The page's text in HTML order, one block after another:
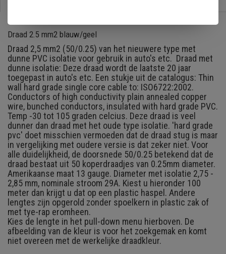
Draad 2.5 mm2 blauw/geel
Draad 2,5 mm2 (50/0.25) van het nieuwere type met
dunne PVC isolatie voor gebruik in auto's etc. Draad met
dunne isolatie: Deze draad wordt de laatste 20 jaar
toegepast in auto's etc. Een stukje uit de catalogus: Thin
wall hard grade single core cable to: ISO6722:2002.
Conductors of high conductivity plain annealed copper
wire, bunched conductors, insulated with hard grade PVC.
Temp -30 tot 105 graden celcius. Deze draad is veel
dunner dan draad met het oude type isolatie. 'hard grade
pvc' doet misschien vermoeden dat de draad stug is maar
in vergelijking met oudere versie is dat zeker niet. Voor
alle duidelijkheid, de doorsnede 50/0.25 betekend dat de
draad bestaat uit 50 koperdraadjes van 0.25mm diameter.
Amerikaanse maat 13 gauge. Diameter met isolatie 2,75 -
2,85 mm, nominale stroom 29A. Kiest u hieronder 100
meter dan krijgt u dat op een plastic haspel. Andere
lengtes zijn opgerold zonder spoelkern in plastic zak of
met tye-rap eromheen.
Kies de lengte in het pull-down menu hierboven. De
afbeelding van de kleur is voor het zoekgemak en komt
niet overeen met de werkelijke draadkleur.